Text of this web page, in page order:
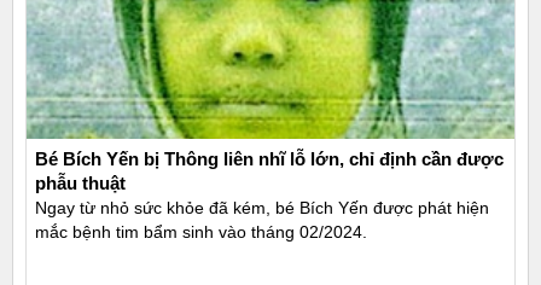
Bé Bích Yến bị Thông liên nhĩ lỗ lớn, chỉ định cần được
phẫu thuật
Ngay từ nhỏ sức khỏe đã kém, bé Bích Yến được phát hiện
mắc bệnh tim bẩm sinh vào tháng 02/2024.